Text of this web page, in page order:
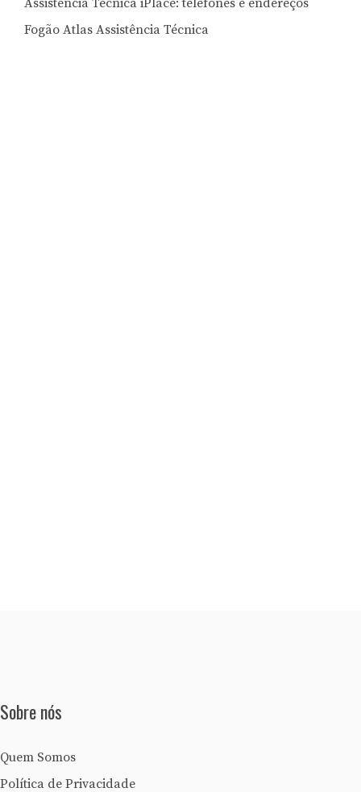
Assistência Técnica iPlace: telefones e endereços
Fogão Atlas Assistência Técnica
Sobre nós
Quem Somos
Política de Privacidade